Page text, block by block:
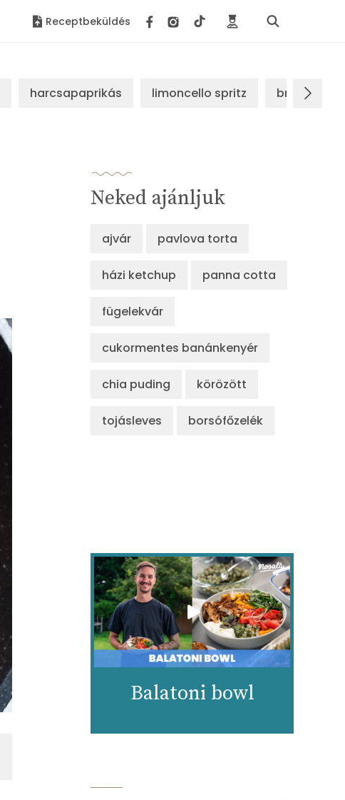
Receptbeküldés
harcsapaprikás limoncello spritz brassói
Neked ajánljuk
ajvár pavlova torta
házi ketchup panna cotta
fügelekvár
cukormentes banánkenyér
chia puding körözött
tojásleves borsófőzelék
Balatoni bowl